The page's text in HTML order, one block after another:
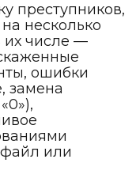
преступников,
несколько
их числе —
ошибки
замена
или